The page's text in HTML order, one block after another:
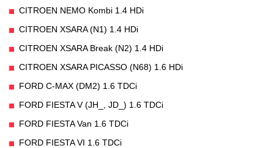
CITROEN NEMO Kombi 1.4 HDi
CITROEN XSARA (N1) 1.4 HDi
CITROEN XSARA Break (N2) 1.4 HDi
CITROEN XSARA PICASSO (N68) 1.6 HDi
FORD C-MAX (DM2) 1.6 TDCi
FORD FIESTA V (JH_, JD_) 1.6 TDCi
FORD FIESTA Van 1.6 TDCi
FORD FIESTA VI 1.6 TDCi